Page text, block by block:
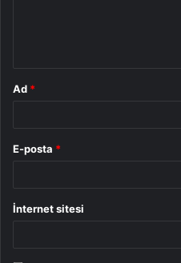
Ad *
E-posta *
İnternet sitesi